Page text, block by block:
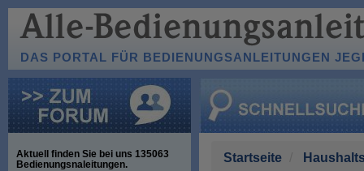
DAS PORTAL FÜR BEDIENUNGSANLEITUNGEN
Aktuell finden Sie bei uns 135063
Bedienungsnaleitungen.
Startseite